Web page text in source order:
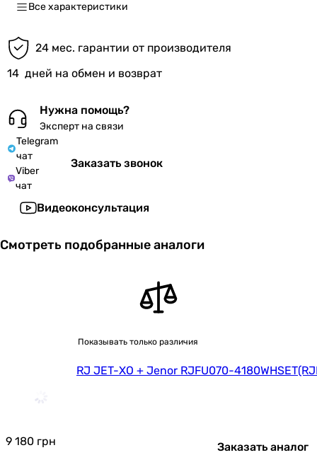
Все характеристики
24 мес. гарантии от производителя
14 дней на обмен и возврат
Нужна помощь?
Эксперт на связи
Telegram
чат
Viber
чат
Заказать звонок
Видеоконсультация
Смотреть подобранные аналоги
Показывать только различия
RJ JET-ХО + Jenor RJFU070-
9 180 грн Заказать аналог